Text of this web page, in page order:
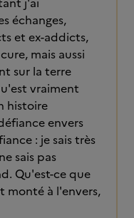
échanges,
et ex-addicts,
mais aussi
sur la terre
vraiment
histoire
envers
: je sais très
sais pas
Qu'est-ce que
monté à l'envers,